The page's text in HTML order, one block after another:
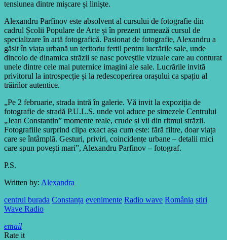
tensiunea dintre mișcare și liniște.
Alexandru Parfinov este absolvent al cursului de fotografie din
cadrul Școlii Populare de Arte și în prezent urmează cursul de
specializare în artă fotografică. Pasionat de fotografie, Alexandru a
găsit în viața urbană un teritoriu fertil pentru lucrările sale, unde
dincolo de dinamica străzii se nasc poveștile vizuale care au conturat
unele dintre cele mai puternice imagini ale sale. Lucrările invită
privitorul la introspecție și la redescoperirea orașului ca spațiu al
trăirilor autentice.
„Pe 2 februarie, strada intră în galerie. Vă invit la expoziția de
fotografie de stradă P.U.L.S. unde voi aduce pe simezele Centrului
„Jean Constantin” momente reale, crude și vii din ritmul străzii.
Fotografiile surprind clipa exact așa cum este: fără filtre, doar viața
care se întâmplă. Gesturi, priviri, coincidențe urbane – detalii mici
care spun povești mari”, Alexandru Parfinov – fotograf.
P.S.
Written by: Alexandra
centrul burada Constanța evenimente Radio wave România stiri
Wave Radio
email
Rate it